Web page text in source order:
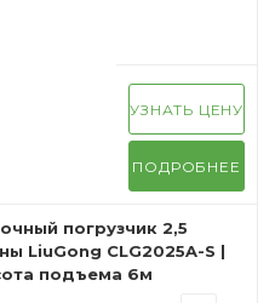
УЗНАТЬ ЦЕНУ
ПОДРОБНЕЕ
погрузчик 2,5
LiuGong CLG2025A-S |
подъема 6м